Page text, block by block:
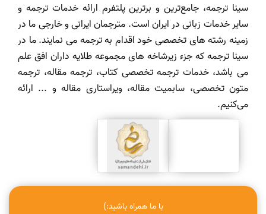
سینا ترجمه، جامع‌ترین و برترین پلتفرم ارائه خدمات ترجمه و
سایر خدمات زبانی در ایران است. مترجمان ایرانی و خارجی ما در
زمینه رشته های تخصصی خود اقدام به ترجمه می نمایند. ما در
سینا ترجمه که جزء زیرشاخه های مجموعه طلایه داران افق علم
می باشد، خدمات ترجمه تخصصی کتاب، ترجمه مقاله، ترجمه
متون تخصصی، سابمیت مقاله، ویراستاری مقاله و ... ارائه
می‌کنیم.
با ما همراه باشید:)